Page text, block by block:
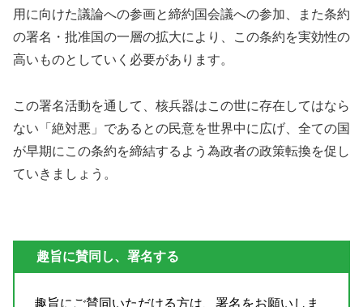
用に向けた議論への参画と締約国会議への参加、また条約
の署名・批准国の一層の拡大により、この条約を実効性の
高いものとしていく必要があります。
この署名活動を通して、核兵器はこの世に存在してはなら
ない「絶対悪」であるとの民意を世界中に広げ、全ての国
が早期にこの条約を締結するよう為政者の政策転換を促し
ていきましょう。
趣旨に賛同し、署名する
趣旨にご賛同いただける方は、署名をお願いしま